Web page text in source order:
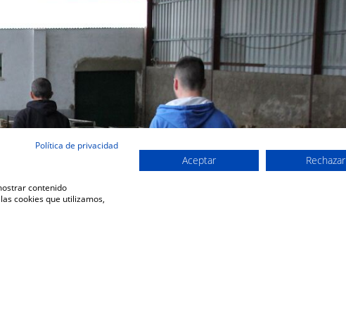
Política de privacidad
contenido
cookies que utilizamos,
Aceptar Rechazar